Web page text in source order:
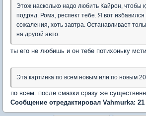
Этож насколько надо любить Кайрон, чтобы
подряд. Рома, респект тебе. Я вот избавился
сожаления, хоть завтра. Останавливает
на другой авто.
ты его не любишь и он тебе потихоньку
Эта картинка по всем новым или по новым
по всем. после смазки сразу же
Сообщение отредактировал Vahmurka: 21